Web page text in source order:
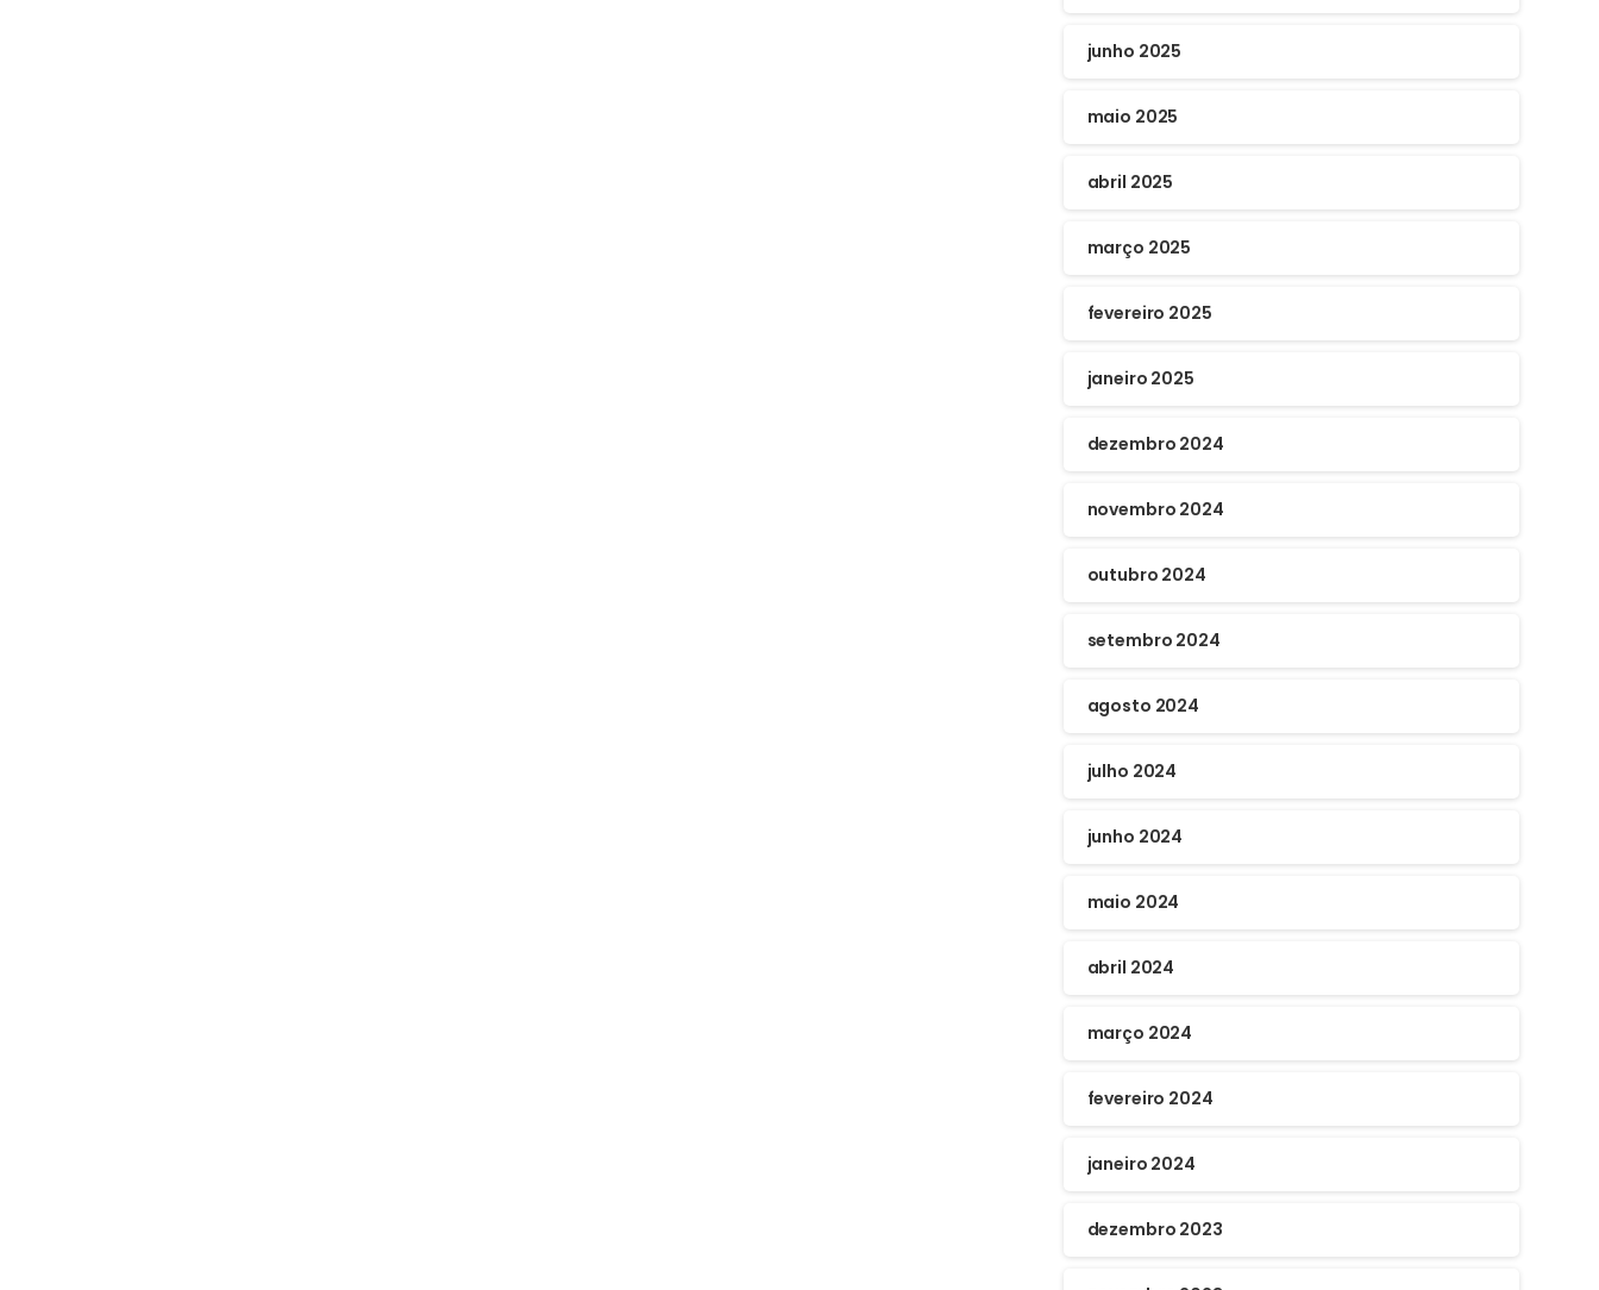
junho 2025
maio 2025
abril 2025
março 2025
fevereiro 2025
janeiro 2025
dezembro 2024
novembro 2024
outubro 2024
setembro 2024
agosto 2024
julho 2024
junho 2024
maio 2024
abril 2024
março 2024
fevereiro 2024
janeiro 2024
dezembro 2023